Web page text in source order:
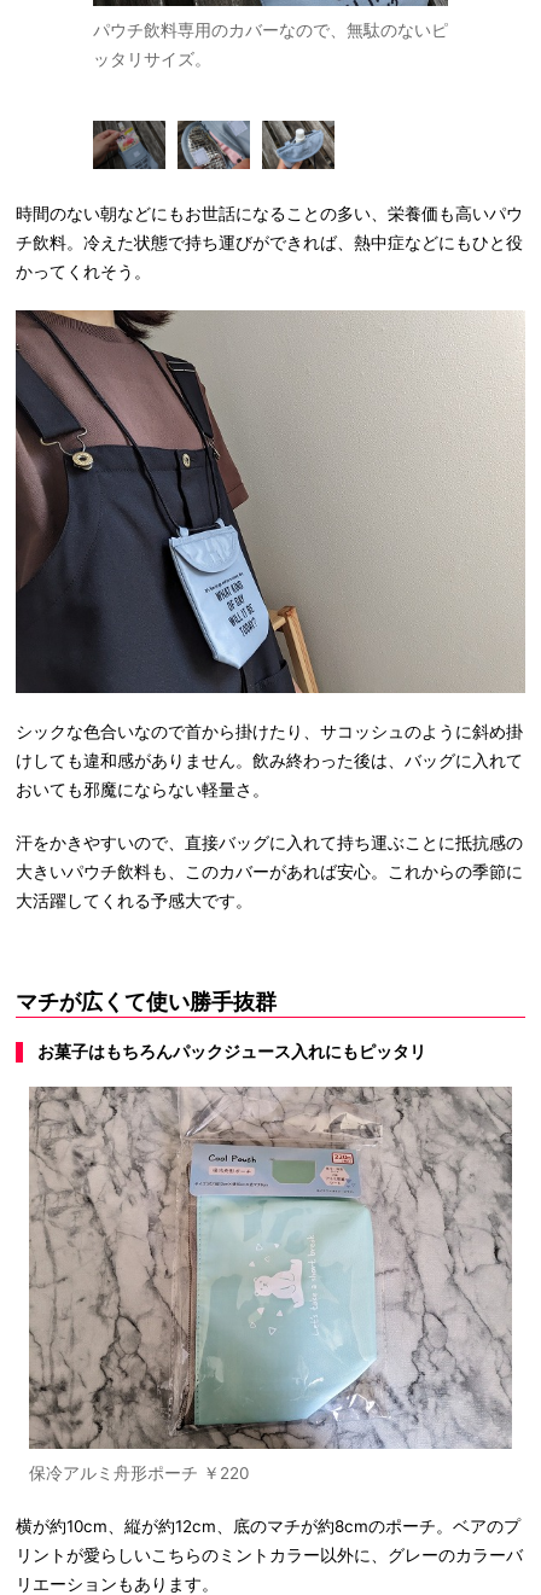
パウチ飲料専用のカバーなので、無駄のないピ
ッタリサイズ。
時間のない朝などにもお世話になることの多い、栄養価も高いパウ
チ飲料。冷えた状態で持ち運びができれば、熱中症などにもひと役
かってくれそう。
シックな色合いなので首から掛けたり、サコッシュのように斜め掛
けしても違和感がありません。飲み終わった後は、バッグに入れて
おいても邪魔にならない軽量さ。
汗をかきやすいので、直接バッグに入れて持ち運ぶことに抵抗感の
大きいパウチ飲料も、このカバーがあれば安心。これからの季節に
大活躍してくれる予感大です。
マチが広くて使い勝手抜群
お菓子はもちろんパックジュース入れにもピッタリ
保冷アルミ舟形ポーチ ￥220
横が約10cm、縦が約12cm、底のマチが約8cmのポーチ。ベアのプ
リントが愛らしいこちらのミントカラー以外に、グレーのカラーバ
リエーションもあります。